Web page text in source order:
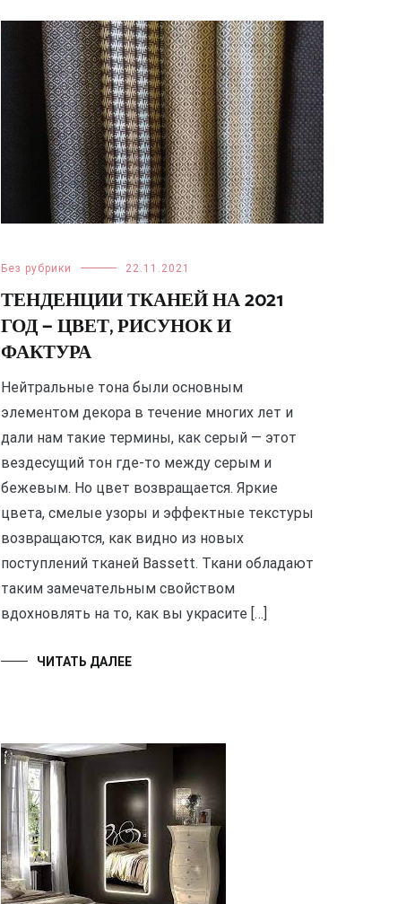
Без рубрики 22.11.2021
ТЕНДЕНЦИИ ТКАНЕЙ НА 2021
ГОД — ЦВЕТ, РИСУНОК И
ФАКТУРА
Нейтральные тона были основным
элементом декора в течение многих лет и
дали нам такие термины, как серый — этот
вездесущий тон где-то между серым и
бежевым. Но цвет возвращается. Яркие
цвета, смелые узоры и эффектные текстуры
возвращаются, как видно из новых
поступлений тканей Bassett. Ткани обладают
таким замечательным свойством
вдохновлять на то, как вы украсите […]
ЧИТАТЬ ДАЛЕЕ